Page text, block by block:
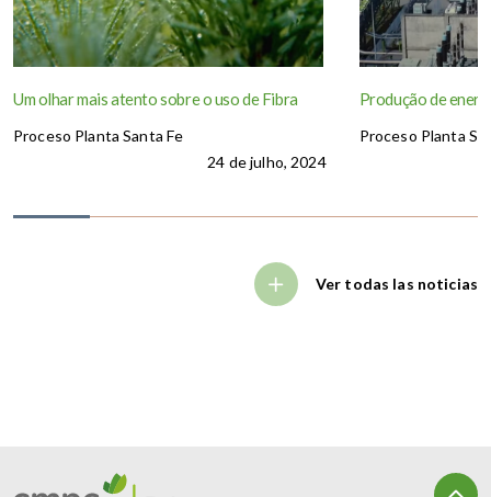
Um olhar mais atento sobre o uso de Fibra
Proceso Planta Santa Fe
24 de julho, 2024
Produção de
Proceso Planta
Ver todas las noticias